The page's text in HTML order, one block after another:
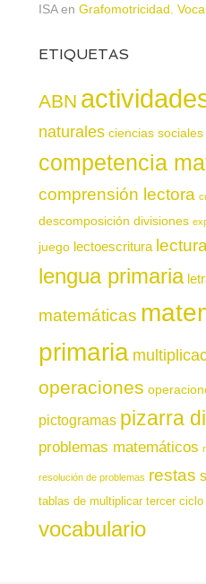
ISAen Grafomotricidad.
ETIQUETAS
ABN
naturales ciencias sociales
competencia
comprensión lectora
descomposición divisiones
juego lectoescritura lectura
lengua primaria
matemáticas
primaria
operaciones
pictogramas pizarra
problemas matemáticos
resolución de problemas restas
tablas de multiplicar tercer ciclo
vocabulario